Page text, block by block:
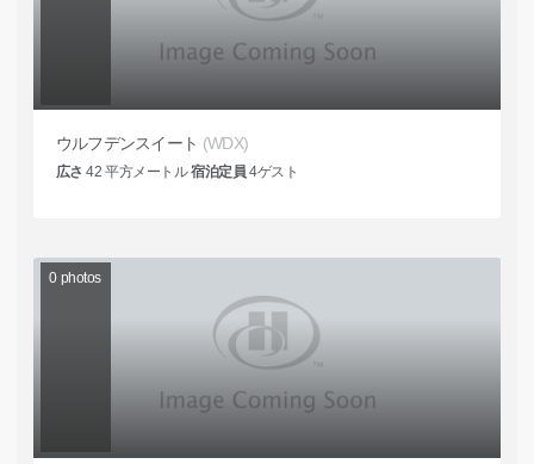
ウルフデンスイート (WDX)
広さ 42 平方メートル宿泊定員 4ゲスト
0 photos